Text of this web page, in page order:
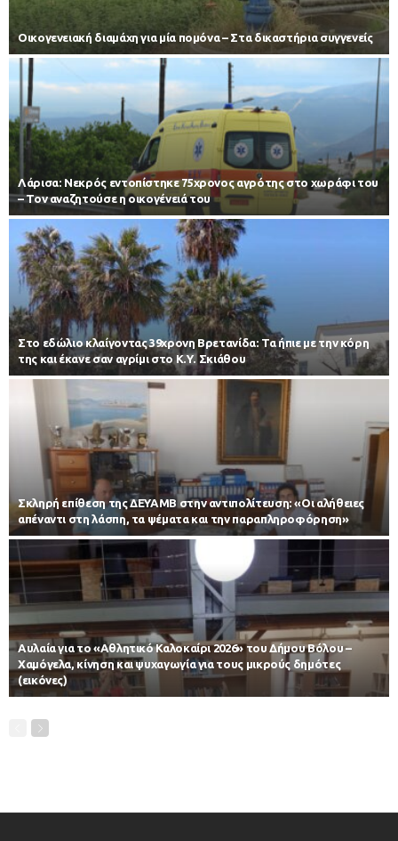
Οικογενειακή διαμάχη για μία πομόνα – Στα δικαστήρια συγγενείς
Λάρισα: Νεκρός εντοπίστηκε 75χρονος αγρότης στο χωράφι του
– Toν αναζητούσε η οικογένειά του
Στο εδώλιο κλαίγοντας 39χρονη Βρετανίδα: Τα ήπιε με την κόρη
της και έκανε σαν αγρίμι στο Κ.Υ. Σκιάθου
Σκληρή επίθεση της ΔΕΥΑΜΒ στην αντιπολίτευση: «Οι αλήθειες
απέναντι στη λάσπη, τα ψέματα και την παραπληροφόρηση»
Αυλαία για το «Αθλητικό Καλοκαίρι 2026» του Δήμου Βόλου –
Χαμόγελα, κίνηση και ψυχαγωγία για τους μικρούς δημότες
(εικόνες)